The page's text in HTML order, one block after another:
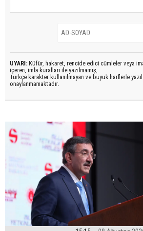
UYARI: Küfür, hakaret, rencide edici cümleler veya
içeren, imla kuralları ile yazılmamış,
Türkçe karakter kullanılmayan ve büyük harflerle
onaylanmamaktadır.